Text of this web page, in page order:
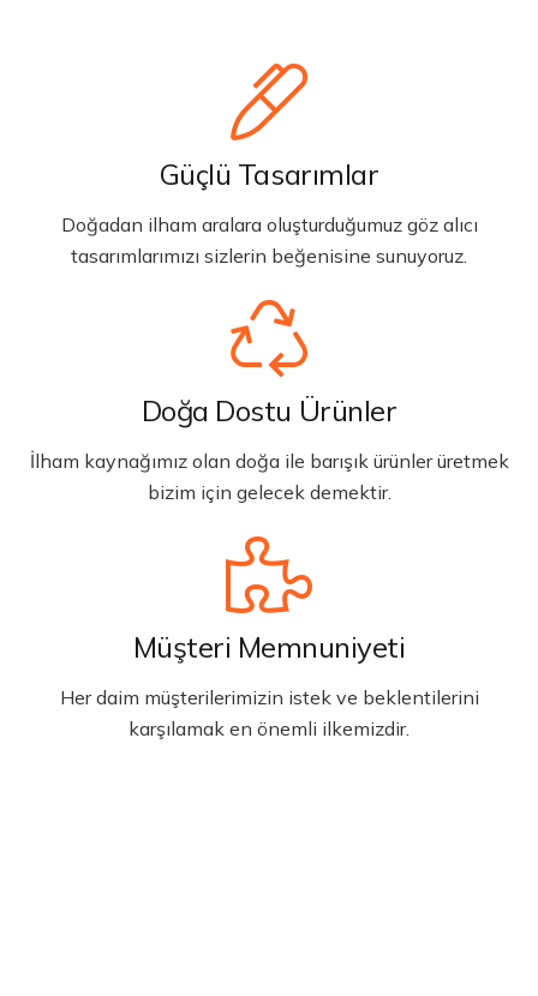
Güçlü Tasarımlar
Doğadan ilham aralara oluşturduğumuz göz alıcı
tasarımlarımızı sizlerin beğenisine sunuyoruz.
Doğa Dostu Ürünler
İlham kaynağımız olan doğa ile barışık ürünler üretmek
bizim için gelecek demektir.
Müşteri Memnuniyeti
Her daim müşterilerimizin istek ve beklentilerini
karşılamak en önemli ilkemizdir.